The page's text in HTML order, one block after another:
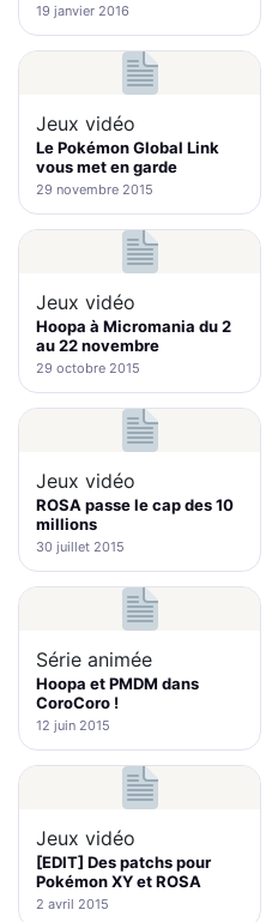
19 janvier 2016
Jeux vidéo
Le Pokémon Global Link
vous met en garde
29 novembre 2015
Jeux vidéo
Hoopa à Micromania du 2
au 22 novembre
29 octobre 2015
Jeux vidéo
ROSA passe le cap des 10
millions
30 juillet 2015
Série animée
Hoopa et PMDM dans
CoroCoro !
12 juin 2015
Jeux vidéo
[EDIT] Des patchs pour
Pokémon XY et ROSA
2 avril 2015